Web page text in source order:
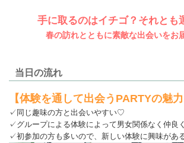
手に取るのはイチゴ？それとも
春の訪れとともに素敵な出会いをお
当日の流れ
【体験を通して出会うPARTYの魅力
✓同じ趣味の方と出会いやすい♡
✓グループによる体験によって男女関係なく仲良
✓初参加の方も多いので、新しい体験に興味があ